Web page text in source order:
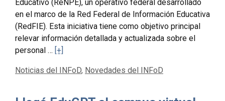
Educativo (ReNPE), un operativo federal desarrollado
en el marco de la Red Federal de Información Educativa
(RedFIE). Esta iniciativa tiene como objetivo principal
relevar información detallada y actualizada sobre el
personal … [+]
Categorías
Noticias del INFoD, Novedades del INFoD